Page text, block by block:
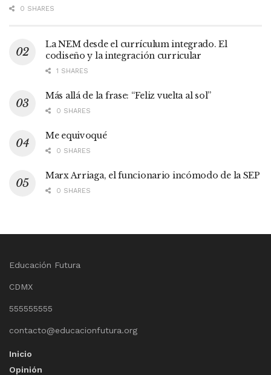
0 SHARES
La NEM desde el currículum integrado. El
codiseño y la integración curricular
1 SHARES
Más allá de la frase: “Feliz vuelta al sol”
0 SHARES
Me equivoqué
0 SHARES
Marx Arriaga, el funcionario incómodo de la SEP
0 SHARES
Educación Futura
CDMX
555555555
contacto@educacionfutura.org
Inicio
Opinión